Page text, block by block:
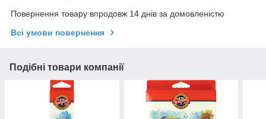
Повернення товару впродовж 14 днів за домовленістю
Всі умови повернення
Подібні товари компанії